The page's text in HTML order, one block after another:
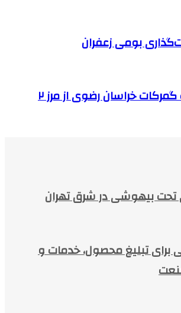
بومی زعفران
عبور صادرات گمرکات خراسان رضوی از مرز ۲
تحت بیهوشی در شرق تهران
تبلیغ محصول، خدمات و